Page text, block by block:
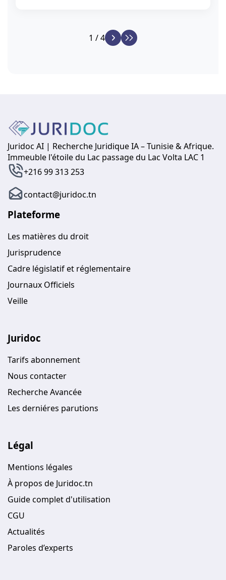
1 / 4
Juridoc AI | Recherche Juridique IA – Tunisie & Afrique.
Immeuble l'étoile du Lac passage du Lac Volta LAC 1
+216 99 313 253
contact@juridoc.tn
Plateforme
Les matières du droit
Jurisprudence
Cadre législatif et réglementaire
Journaux Officiels
Veille
Juridoc
Tarifs abonnement
Nous contacter
Recherche Avancée
Les derniéres parutions
Légal
Mentions légales
À propos de Juridoc.tn
Guide complet d'utilisation
CGU
Actualités
Paroles d’experts